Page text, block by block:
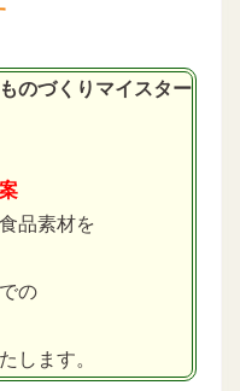
のづくりマイスター
品素材を
の
します。